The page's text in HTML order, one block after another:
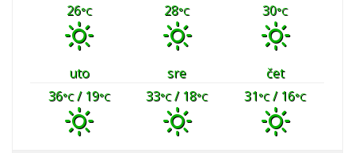
26°C 28°C 30°C
uto sre
čet
36°C/ 19°C 33°C/ 18°C 31°C/ 16°C